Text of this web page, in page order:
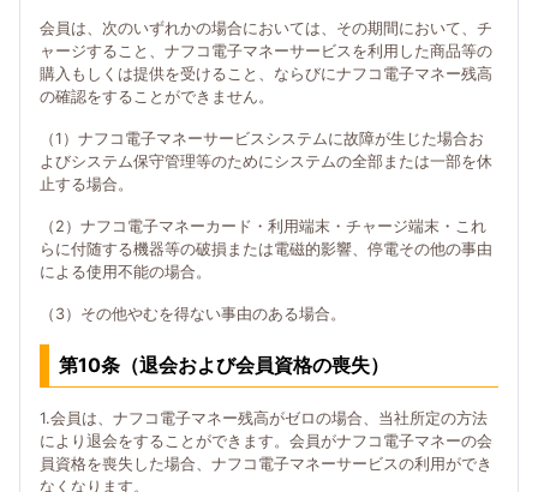
会員は、次のいずれかの場合においては、その期間において、チ
ャージすること、ナフコ電子マネーサービスを利用した商品等の
購入もしくは提供を受けること、ならびにナフコ電子マネー残高
の確認をすることができません。
（1）ナフコ電子マネーサービスシステムに故障が生じた場合お
よびシステム保守管理等のためにシステムの全部または一部を休
止する場合。
（2）ナフコ電子マネーカード・利用端末・チャージ端末・これ
らに付随する機器等の破損または電磁的影響、停電その他の事由
による使用不能の場合。
（3）その他やむを得ない事由のある場合。
第10条（退会および会員資格の喪失）
1.会員は、ナフコ電子マネー残高がゼロの場合、当社所定の方法
により退会をすることができます。会員がナフコ電子マネーの会
員資格を喪失した場合、ナフコ電子マネーサービスの利用ができ
なくなります。